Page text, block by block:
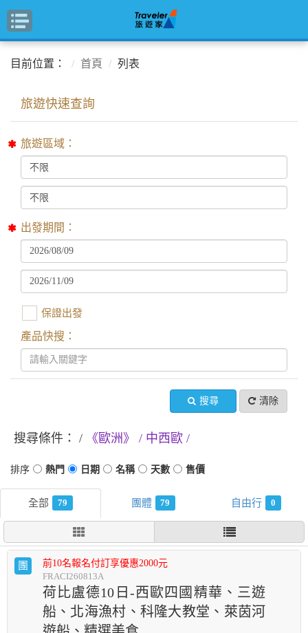
目前位置： 首頁 列表
旅遊區域：
出發期間：
保證出發
產品快搜：
搜尋 清除
搜尋條件： 《歐洲》 中西歐
79 79 0
團
前10名報名付訂享優惠2000元
FRACI260813A
荷比盧德10日-西歐四國精華、三遊
船、北海漁村、科隆大教堂、萊茵河